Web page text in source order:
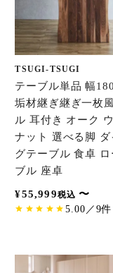
TSUGI-TSUGI
テーブル単品 幅
垢材継ぎ継ぎ一枚
ル 耳付き オーク
ナット 選べる脚 ダ
グテーブル 食卓 ロ
ブル 座卓
¥55,999税込 〜
5.00／9件